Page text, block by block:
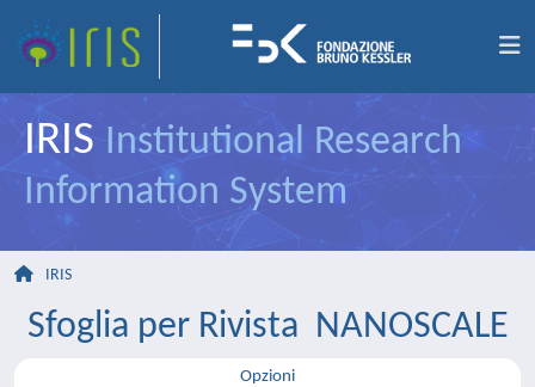
IRIS Institutional Research
Information System
IRIS
Sfoglia per Rivista NANOSCALE
Opzioni